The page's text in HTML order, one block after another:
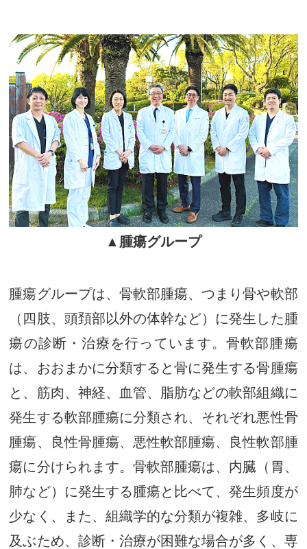
▲腫瘍グループ
腫瘍グループは、骨軟部腫瘍、つまり骨や軟部
（四肢、頭頚部以外の体幹など）に発生した腫
瘍の診断・治療を行っています。骨軟部腫瘍
は、おおまかに分類すると骨に発生する骨腫瘍
と、筋肉、神経、血管、脂肪などの軟部組織に
発生する軟部腫瘍に分類され、それぞれ悪性骨
腫瘍、良性骨腫瘍、悪性軟部腫瘍、良性軟部腫
瘍に分けられます。骨軟部腫瘍は、内臓（胃、
肺など）に発生する腫瘍と比べて、発生頻度が
少なく、また、組織学的な分類が複雑、多岐に
及ぶため、診断・治療が困難な場合が多く、専